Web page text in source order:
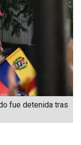
fue detenida tras